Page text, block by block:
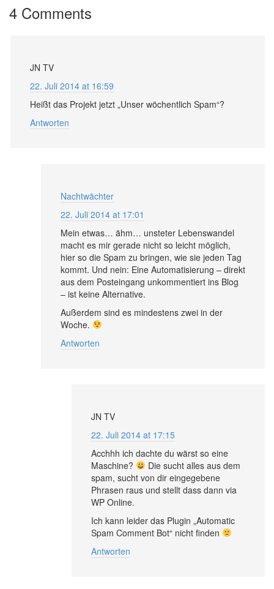
4 Comments
JN TV
22. Juli 2014 at 16:59
Heißt das Projekt jetzt „Unser wöchentlich Spam“?
Antworten
Nachtwächter
22. Juli 2014 at 17:01
Mein etwas… ähm… unsteter Lebenswandel
macht es mir gerade nicht so leicht möglich,
hier so die Spam zu bringen, wie sie jeden Tag
kommt. Und nein: Eine Automatisierung – direkt
aus dem Posteingang unkommentiert ins Blog
– ist keine Alternative.
Außerdem sind es mindestens zwei in der
Woche.
Antworten
JN TV
22. Juli 2014 at 17:15
Acchhh ich dachte du wärst so eine
Maschine?
Die sucht alles aus dem
spam, sucht von dir eingegebene
Phrasen raus und stellt dass dann via
WP Online.
Ich kann leider das Plugin „Automatic
Spam Comment Bot“ nicht finden
Antworten